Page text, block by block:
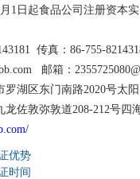
1日起食品公司注册资本实
传真：86-755-
邮箱：
湖区东门南路2020号太阳
佐敦弥敦道208-212号四
优势
时间